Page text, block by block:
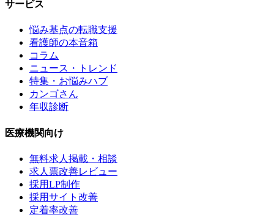
サービス
悩み基点の転職支援
看護師の本音箱
コラム
ニュース・トレンド
特集・お悩みハブ
カンゴさん
年収診断
医療機関向け
無料求人掲載・相談
求人票改善レビュー
採用LP制作
採用サイト改善
定着率改善